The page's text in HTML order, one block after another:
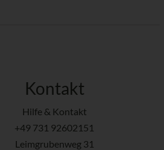
Kontakt
Hilfe & Kontakt
+49 731 92602151
Leimgrubenweg 31